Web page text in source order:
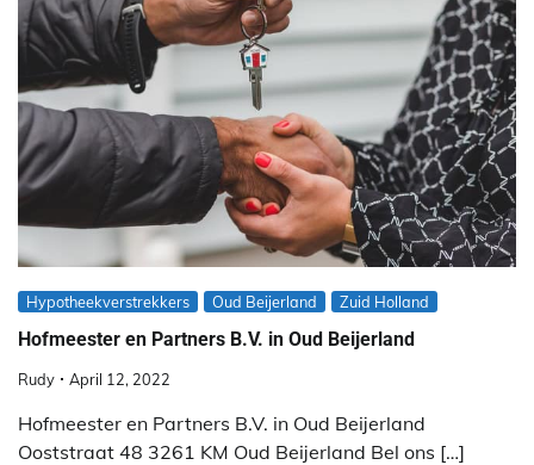
Hypotheekverstrekkers Oud Beijerland Zuid Holland
Hofmeester en Partners B.V. in Oud Beijerland
Rudy April 12, 2022
Hofmeester en Partners B.V. in Oud Beijerland
Ooststraat 48 3261 KM Oud Beijerland Bel ons […]